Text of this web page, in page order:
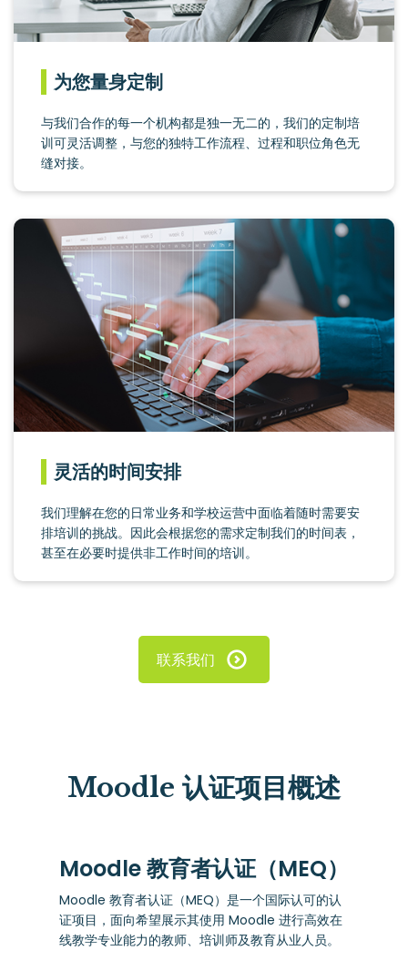
为您量身定制
与我们合作的每一个机构都是独一无二的，我们的定制培
训可灵活调整，与您的独特工作流程、过程和职位角色无
缝对接。
灵活的时间安排
我们理解在您的日常业务和学校运营中面临着随时需要安
排培训的挑战。因此会根据您的需求定制我们的时间表，
甚至在必要时提供非工作时间的培训。
联系我们
Moodle 认证项目概述
Moodle 教育者认证（MEQ）
Moodle 教育者认证（MEQ）是一个国际认可的认
证项目，面向希望展示其使用 Moodle 进行高效在
线教学专业能力的教师、培训师及教育从业人员。